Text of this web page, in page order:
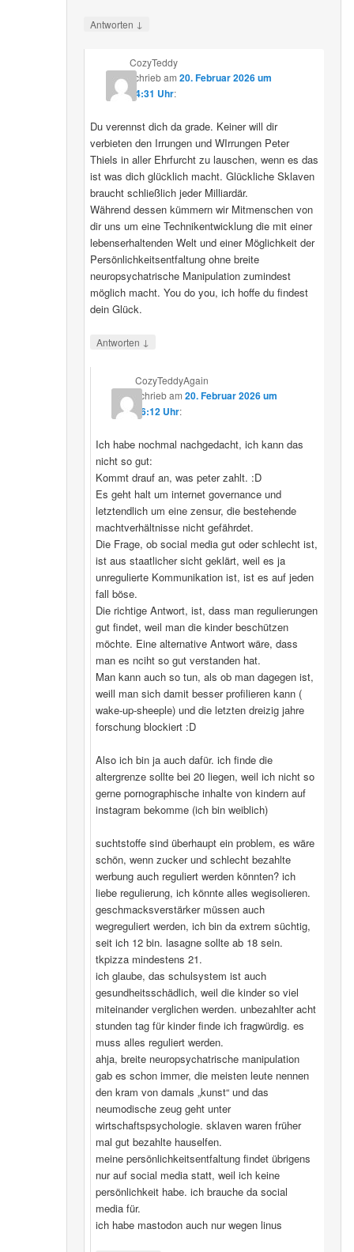
Antworten ↓
CozyTeddy
schriebam 20. Februar 2026 um
14:31 Uhr:
Du verennst dich da grade. Keiner will dir
verbieten den Irrungen und WIrrungen Peter
Thiels in aller Ehrfurcht zu lauschen, wenn es das
ist was dich glücklich macht. Glückliche Sklaven
braucht schließlich jeder Milliardär.
Während dessen kümmern wir Mitmenschen von
dir uns um eine Technikentwicklung die mit einer
lebenserhaltenden Welt und einer Möglichkeit der
Persönlichkeitsentfaltung ohne breite
neuropsychatrische Manipulation zumindest
möglich macht. You do you, ich hoffe du findest
dein Glück.
Antworten ↓
CozyTeddyAgain
schriebam20. Februar 2026 um
16:12 Uhr:
Ich habe nochmal nachgedacht, ich kann das
nicht so gut:
Kommt drauf an, was peter zahlt. :D
Es geht halt um internet governance und
letztendlich um eine zensur, die bestehende
machtverhältnisse nicht gefährdet.
Die Frage, ob social media gut oder schlecht ist,
ist aus staatlicher sicht geklärt, weil es ja
unregulierte Kommunikation ist, ist es auf jeden
fall böse.
Die richtige Antwort, ist, dass man regulierungen
gut findet, weil man die kinder beschützen
möchte. Eine alternative Antwort wäre, dass
man es nciht so gut verstanden hat.
Man kann auch so tun, als ob man dagegen ist,
weill man sich damit besser profilieren kann (
wake-up-sheeple) und die letzten dreizig jahre
forschung blockiert :D
Also ich bin ja auch dafür. ich finde die
altergrenze sollte bei 20 liegen, weil ich nicht so
gerne pornographische inhalte von kindern auf
instagram bekomme (ich bin weiblich)
suchtstoffe sind überhaupt ein problem, es wäre
schön, wenn zucker und schlecht bezahlte
werbung auch reguliert werden könnten? ich
liebe regulierung, ich könnte alles wegisolieren.
geschmacksverstärker müssen auch
wegreguliert werden, ich bin da extrem süchtig,
seit ich 12 bin. lasagne sollte ab 18 sein.
tkpizza mindestens 21.
ich glaube, das schulsystem ist auch
gesundheitsschädlich, weil die kinder so viel
miteinander verglichen werden. unbezahlter acht
stunden tag für kinder finde ich fragwürdig. es
muss alles reguliert werden.
ahja, breite neuropsychatrische manipulation
gab es schon immer, die meisten leute nennen
den kram von damals „kunst“ und das
neumodische zeug geht unter
wirtschaftspsychologie. sklaven waren früher
mal gut bezahlte hauselfen.
meine persönlichkeitsentfaltung findet übrigens
nur auf social media statt, weil ich keine
persönlichkeit habe. ich brauche da social
media für.
ich habe mastodon auch nur wegen linus